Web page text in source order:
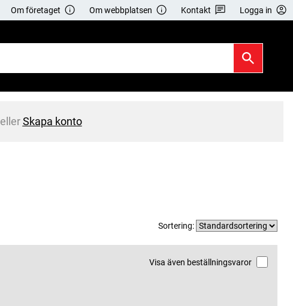
Om företaget Om webbplatsen Kontakt Logga in
ellerSkapa konto
Sortering:
Visa även beställningsvaror